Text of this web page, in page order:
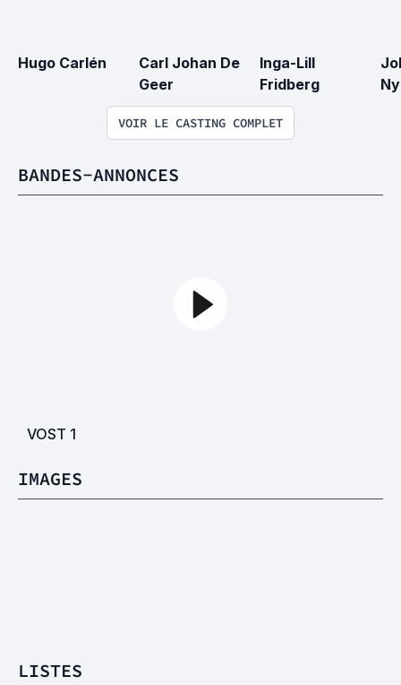
Hugo Carlén
Carl Johan De
Geer
Inga-Lill
Fridberg
VOIR LE CASTING COMPLET
BANDES-ANNONCES
VOST 1
IMAGES
LISTES